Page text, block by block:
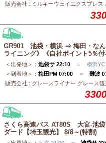
販売会社 : ミルキーウェイエクスプレ
GR901 池袋・横浜 ⇒ 梅田・な
ライニング》《自社ポイント5％
＜出発地＞： 池袋サ 22:10 ＝ 横浜YC
＜到着地＞： 梅田PM 07:00 ＝ 難波
販売会社 : グレースライナー グレース
さくら高速バス AT80S 大宮-池
ダード【埼玉観光】 8/8～(特割)